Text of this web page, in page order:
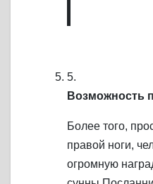
5.
Возможность
Более того,
правой ноги,
огромную